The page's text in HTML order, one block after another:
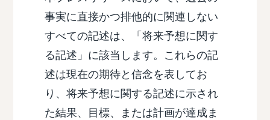
事実に直接かつ排他的に関連しない
すべての記述は、「将来予想に関す
る記述」に該当します。これらの記
述は現在の期待と信念を表してお
り、将来予想に関する記述に示され
た結果、目標、または計画が達成ま